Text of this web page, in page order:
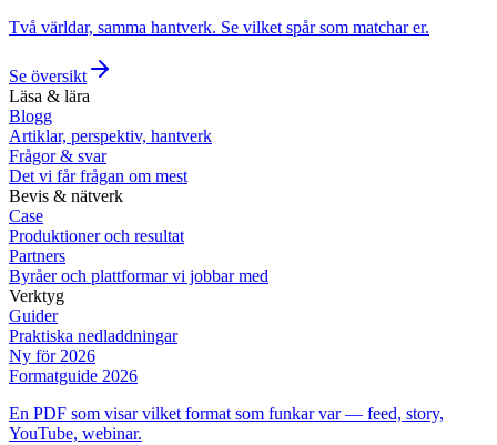
Två världar, samma hantverk. Se vilket spår som matchar er.
Se översikt
Läsa & lära
Blogg
Artiklar, perspektiv, hantverk
Frågor & svar
Det vi får frågan om mest
Bevis & nätverk
Case
Produktioner och resultat
Partners
Byråer och plattformar vi jobbar med
Verktyg
Guider
Praktiska nedladdningar
Ny för 2026
Formatguide 2026
En PDF som visar vilket format som funkar var — feed, story,
YouTube, webinar.